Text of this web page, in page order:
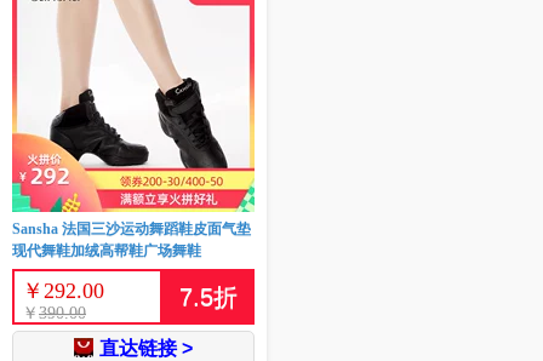
Sansha 法国三沙运动舞蹈鞋皮面气垫
现代舞鞋加绒高帮鞋广场舞鞋
￥ 292.00
￥ 390.00
7.5折
直达链接 >